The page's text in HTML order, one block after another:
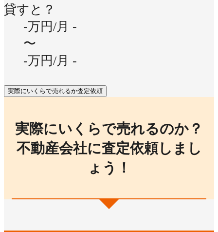
貸すと？
-万円/月 -
〜
-万円/月 -
実際にいくらで売れるか査定依頼
実際にいくらで売れるのか？
不動産会社に査定依頼しまし
ょう！